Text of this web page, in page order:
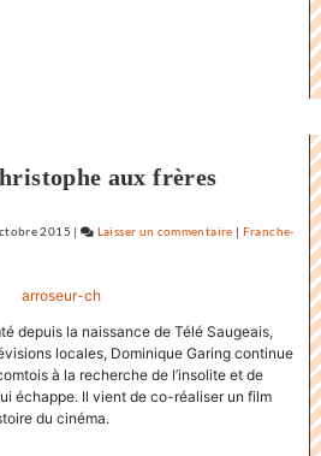
aux frères
2015 | Laisser un commentaire on
au
Festival
international
| Franche-
depuis la naissance de Télé Saugeais,
locales, Dominique Garing continue
à la recherche de l’insolite et de
échappe. Il vient de co-réaliser un film
du cinéma.